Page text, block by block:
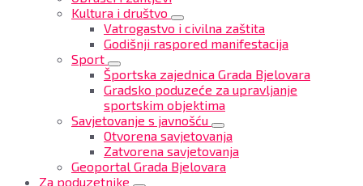
Kultura i društvo
Vatrogastvo i civilna zaštita
Godišnji raspored manifestacija
Sport
Športska zajednica Grada Bjelovara
Gradsko poduzeće za upravljanje
sportskim objektima
Savjetovanje s javnošću
Otvorena savjetovanja
Zatvorena savjetovanja
Geoportal Grada Bjelovara
Za poduzetnike